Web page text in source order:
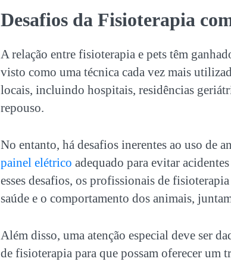
Desafios da Fisioterapia
A relação entre fisioterapia e pets têm
visto como uma técnica cada vez mais
locais, incluindo hospitais, residências
repouso.
No entanto, há desafios inerentes ao uso de
painel elétrico adequado para evitar
esses desafios, os profissionais de
saúde e o comportamento dos animais,
Além disso, uma atenção especial deve ser
de fisioterapia para que possam oferecer um